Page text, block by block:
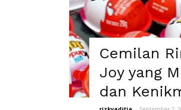
Cemilan
Joy yang
dan